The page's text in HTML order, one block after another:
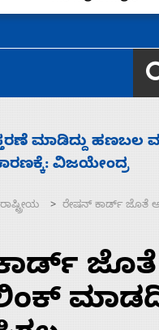
3-4 ವರ್ಷಗಳಲ್ಲಿ
ಭಾರತ
ರಾಷ್ಟ್ರೀಯ > ರೇಷನ್ ಕಾರ್ಡ್ ಜೊತೆ
ಜೊತೆ